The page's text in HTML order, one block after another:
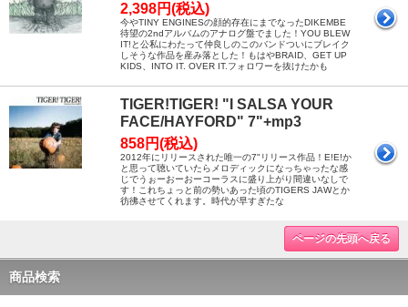
2,398円(税込)
今やTINY ENGINESの顔的存在にまでなったDIKEMBE
待望の2ndアルバムのアナログ盤でました！YOU BLEW
IT!と公私にわたって仲良しのこのバンドついにブレイク
しそうな作品を産み落とした！もはやBRAID、GET UP
KIDS、INTO IT. OVER IT.フォロワーを抜けたかも
TIGER!TIGER! "I SALSA YOUR
FACE/HAYFORD" 7"+mp3
858円(税込)
2012年にリリースされた唯一の7"リリース作品！E!E!か
と思って聴いていたらメロディックになっちゃったな感
じでうぉーおーおーコーラスに盛り上がり間違いなしで
す！これちょっと前の勢いあった頃のTIGERS JAWとか
彷彿させてくれます。時代が早すぎたな
ページの先頭へ戻る
商品検索